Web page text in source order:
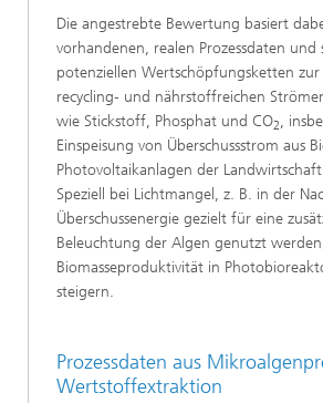
Die angestrebte Bewertung basiert
vorhandenen, realen Prozessdaten und
potenziellen Wertschöpfungsketten
recycling‑ und nährstoffreichen
wie Stickstoff, Phosphat und CO2,
Einspeisung von Überschussstrom aus
Photovoltaikanlagen der
Speziell bei Lichtmangel, z. B. in der
Überschussenergie gezielt für eine
Beleuchtung der Algen genutzt
Biomasseproduktivität in
steigern.
Prozessdaten aus
Wertstoffextraktion